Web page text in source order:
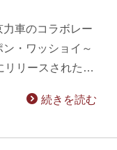
車のコラボレー
・ワッショイ～
リリースされた…
続きを読む